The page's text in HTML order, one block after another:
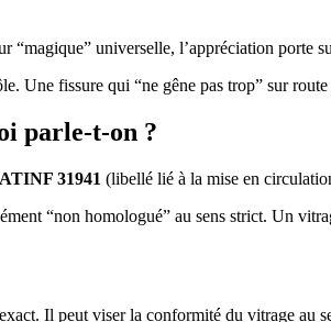
“magique” universelle, l’appréciation porte
Une fissure qui “ne gêne pas trop” sur
parle-t-on ?
31941 (libellé lié à la mise en
“non homologué” au sens strict. Un
Il peut viser la conformité du vitrage au